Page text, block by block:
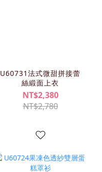
U60731法式微甜拼接蕾
絲緞面上衣
NT$2,380
NT$2,780